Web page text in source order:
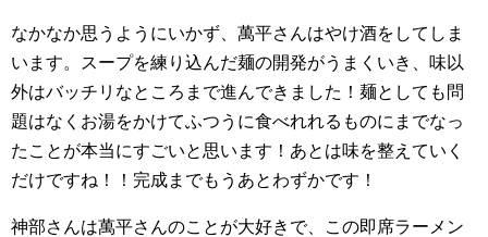
なかなか思うようにいかず、萬平さんはやけ酒をしてしま
います。スープを練り込んだ麺の開発がうまくいき、味以
外はバッチリなところまで進んできました！麺としても問
題はなくお湯をかけてふつうに食べれれるものにまでなっ
たことが本当にすごいと思います！あとは味を整えていく
だけですね！！完成までもうあとわずかです！
神部さんは萬平さんのことが大好きで、この即席ラーメン